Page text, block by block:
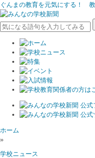
ぐんまの教育を元気にする！
ホーム
»
学校ニュース